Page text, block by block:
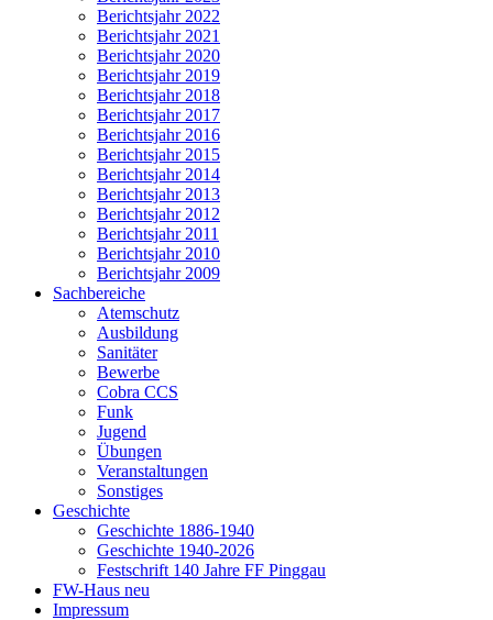
Berichtsjahr 2022
Berichtsjahr 2021
Berichtsjahr 2020
Berichtsjahr 2019
Berichtsjahr 2018
Berichtsjahr 2017
Berichtsjahr 2016
Berichtsjahr 2015
Berichtsjahr 2014
Berichtsjahr 2013
Berichtsjahr 2012
Berichtsjahr 2011
Berichtsjahr 2010
Berichtsjahr 2009
Sachbereiche
Atemschutz
Ausbildung
Sanitäter
Bewerbe
Cobra CCS
Funk
Jugend
Übungen
Veranstaltungen
Sonstiges
Geschichte
Geschichte 1886-1940
Geschichte 1940-2026
Festschrift 140 Jahre FF Pinggau
FW-Haus neu
Impressum